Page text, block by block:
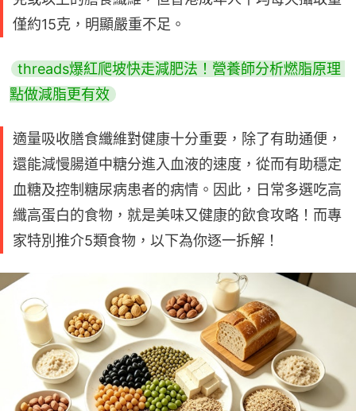
僅約15克，明顯嚴重不足。
threads爆紅爬坡快走減肥法！營養師分析燃脂原理
點做減脂更有效
適量吸收膳食纖維對健康十分重要，除了有助通便，
還能減慢腸道中糖分進入血液的速度，從而有助穩定
血糖及控制糖尿病患者的病情。因此，日常多選吃高
纖高蛋白的食物，就是美味又健康的飲食攻略！而專
家特別推介5類食物，以下為你逐一拆解！